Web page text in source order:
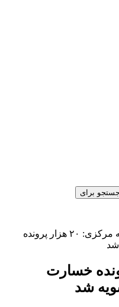
جستجو برای
بیمه مرکزی: ۲۰ هزار پرونده
هزار پرونده خسارت
شد